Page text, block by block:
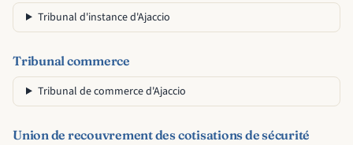
Tribunal d'instance d'Ajaccio
Tribunal commerce
Tribunal de commerce d'Ajaccio
Union de recouvrement des cotisations de sécurité